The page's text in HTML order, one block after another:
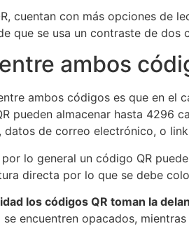
cuentan con más opciones de
que se usa un contraste de
ambos
ambos códigos es que en el
pueden almacenar hasta 4296
de correo electrónico, o
lo general un código QR
directa por lo que se debe
los códigos QR toman la
encuentren opacados,